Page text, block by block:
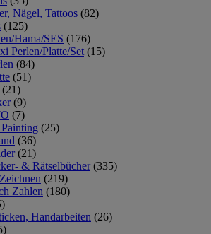
Nägel, Tattoos (82)
(125)
Hama/SES (176)
Perlen/Platte/Set (15)
(84)
(51)
(21)
(9)
(7)
(25)
(36)
(21)
& Rätselbücher (335)
(219)
Zahlen (180)
Handarbeiten (26)